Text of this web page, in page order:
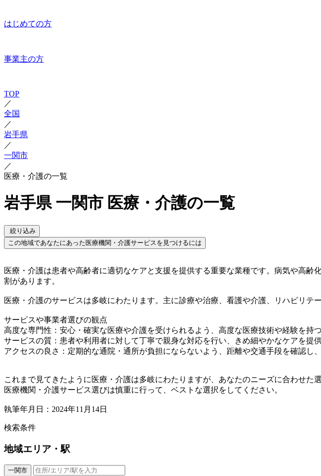
はじめての方
事業主の方
TOP
／
全国
／
岩手県
／
一関市
／
医療・介護の一覧
岩手県 一関市 医療・介護の一覧
絞り込み
この地域であなたにあった医療機関・介護サービスを見つけるには
医療・介護は患者や高齢者に適切なケアと支援を提供する重要な業種です。病気や高
割があります。
医療・介護のサービスは多岐にわたります。主に診療や治療、看護や介護、リハビリ
サービスや事業者選びの観点
高度な専門性：安心・確実な医療や介護を受けられるよう、高度な医療技術や経験を持
サービスの質：患者や利用者に対して丁寧で親身な対応を行い、きめ細やかなケアを提
アクセスの良さ：定期的な通院・通所が負担にならないよう、距離や交通手段を確認し
これまで見てきたように医療・介護は多岐にわたりますが、あなたのニーズに合わせた
医療機関・介護サービス選びは慎重に行って、ベストな選択をしてください。
執筆年月日：2024年11月14日
検索条件
地域エリア・駅
一関市